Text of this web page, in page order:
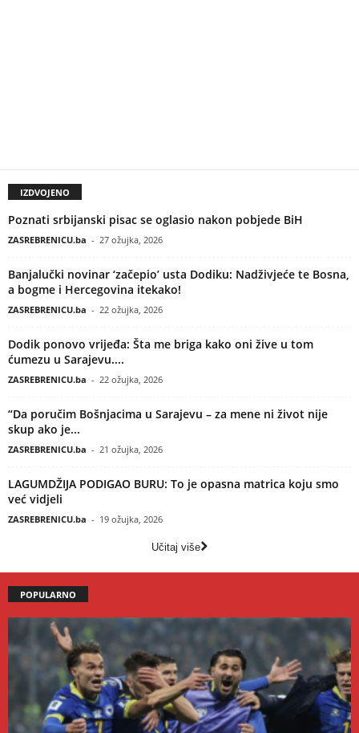
IZDVOJENO
Poznati srbijanski pisac se oglasio nakon pobjede BiH
ZASREBRENICU.ba - 27 ožujka, 2026
Banjalučki novinar ‘začepio’ usta Dodiku: Nadživjeće te Bosna,
a bogme i Hercegovina itekako!
ZASREBRENICU.ba - 22 ožujka, 2026
Dodik ponovo vrijeđa: Šta me briga kako oni žive u tom
ćumezu u Sarajevu....
ZASREBRENICU.ba - 22 ožujka, 2026
“Da poručim Bošnjacima u Sarajevu – za mene ni život nije
skup ako je...
ZASREBRENICU.ba - 21 ožujka, 2026
LAGUMDŽIJA PODIGAO BURU: To je opasna matrica koju smo
već vidjeli
ZASREBRENICU.ba - 19 ožujka, 2026
Učitaj više
POPULARNO